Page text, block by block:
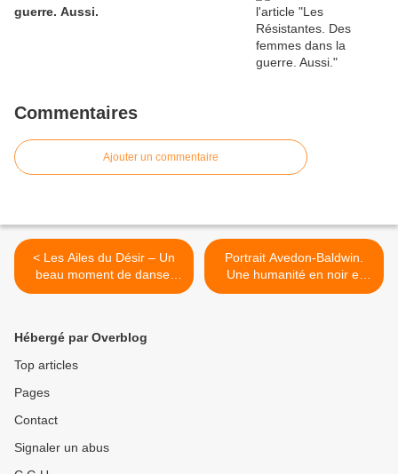
guerre. Aussi.
Commentaires
Ajouter un commentaire
< Les Ailes du Désir – Un
beau moment de danse,
alliée à une puissance
Portrait Avedon-Baldwin.
Une humanité en noir et
blanc et de toutes les
Hébergé par Overblog
Top articles
Pages
Contact
Signaler un abus